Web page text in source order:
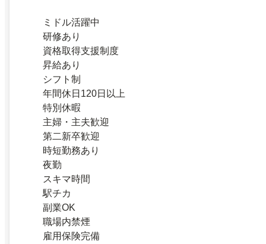
ミドル活躍中
研修あり
資格取得支援制度
昇給あり
シフト制
年間休日120日以上
特別休暇
主婦・主夫歓迎
第二新卒歓迎
時短勤務あり
夜勤
スキマ時間
駅チカ
副業OK
職場内禁煙
雇用保険完備